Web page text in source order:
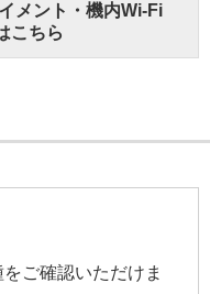
メント・機内Wi-Fi
こちら
ご確認いただけま